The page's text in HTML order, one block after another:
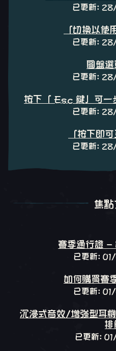
已更新:
「切換以使
已更新:
圓盤
已更新:
按下「 Esc 鍵」可一
已更新:
「按下即
已更新:
焦
賽季通行證 -
已更新:
如何購買賽
已更新:
沉浸式音效/增強型耳
排
已更新: